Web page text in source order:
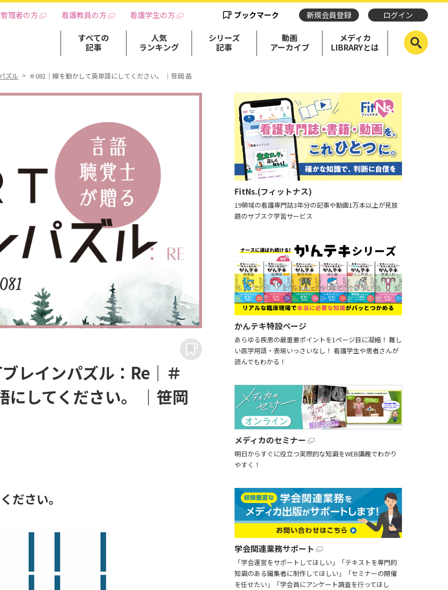
理者の方 看護教員の方 看護学生の方 ブックマーク 新規会員登録 ログイン
すべての
記事
人気
ランキング
シリーズ
記事
動画
アーカイブ
メディカ
LIBRARYとは
ズル ＃081｜線を動かして英単語にしてください。 ｜笹岡 岳
レインパズル：Re｜＃
してください。 ｜笹岡
ださい。
FitNs.(フィットナス)
19領域の看護専門誌3年分の記事や動画1万本以上が見放
題のサブスク学習サービス
かんテキ特設ページ
あらゆる疾患の最重要ポイントを1ページ目に凝縮！ 難し
い医学用語・表現いっさいなし！ 看護学生や患者さんが
読んでもわかる！
メディカのセミナー
明日からすぐに役立つ実際的な知識をWEB講義でわかり
やすく！
学会関連業務サポート
「学会運営をサポートしてほしい」「テキストを専門的
知識のある編集者に制作してほしい」「セミナーの開催
を任せたい」「学会員にアンケート調査を行ってほし